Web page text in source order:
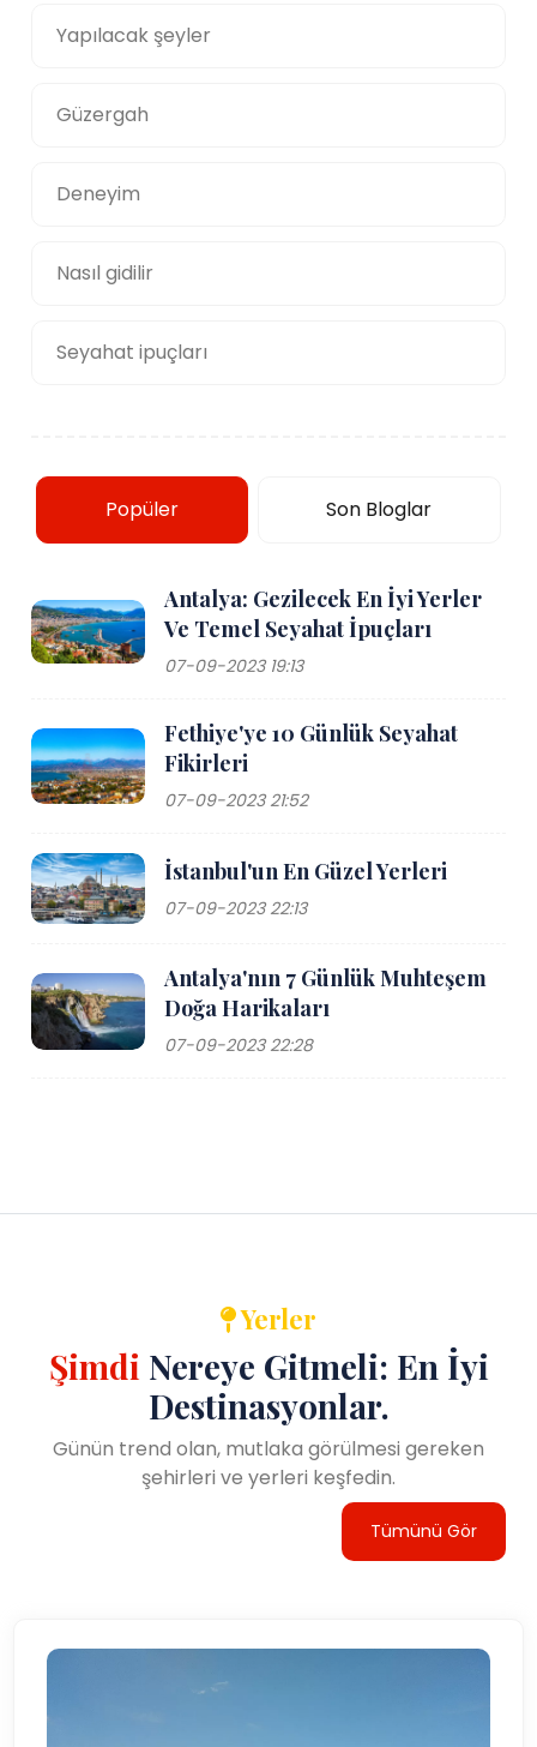
Yapılacak şeyler
Güzergah
Deneyim
Nasıl gidilir
Seyahat ipuçları
Popüler Son Bloglar
Antalya: Gezilecek En İyi Yerler
Ve Temel Seyahat İpuçları
07-09-2023 19:13
Fethiye'ye 10 Günlük Seyahat
Fikirleri
07-09-2023 21:52
İstanbul'un En Güzel Yerleri
07-09-2023 22:13
Antalya'nın 7 Günlük Muhteşem
Doğa Harikaları
07-09-2023 22:28
Yerler
Şimdi Nereye Gitmeli: En İyi
Destinasyonlar.
Günün trend olan, mutlaka görülmesi gereken
şehirleri ve yerleri keşfedin.
Tümünü Gör